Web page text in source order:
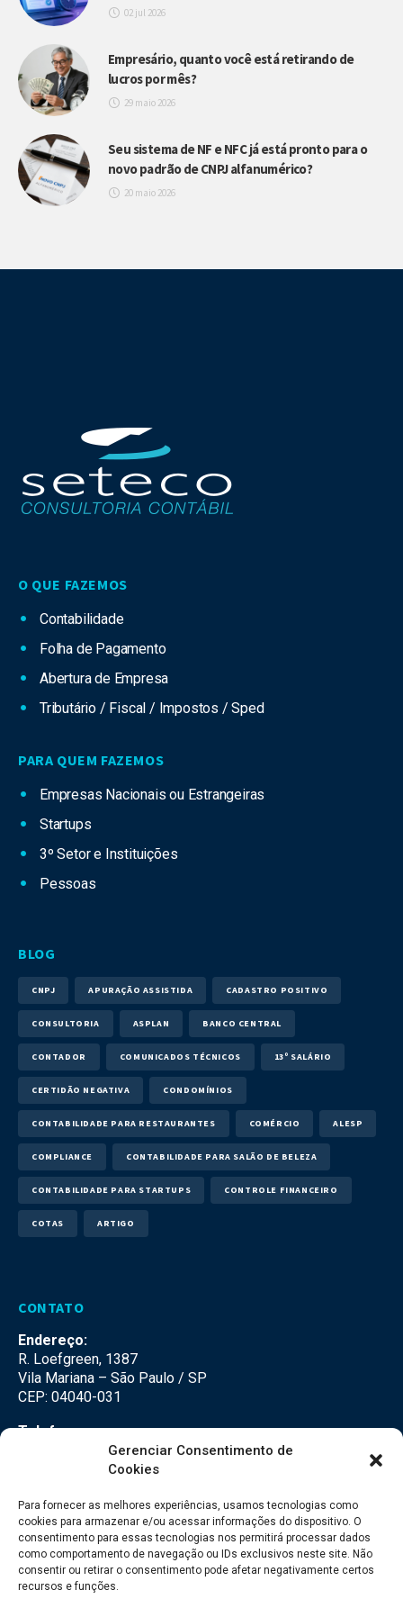
Gerenciar Consentimento de
Cookies
Para fornecer as melhores experiências, usamos tecnologias como
cookies para armazenar e/ou acessar informações do dispositivo. O
consentimento para essas tecnologias nos permitirá processar dados
como comportamento de navegação ou IDs exclusivos neste site. Não
consentir ou retirar o consentimento pode afetar negativamente certos
recursos e funções.
02 jul 2026
Empresário, quanto você está retirando de
lucros por mês?
29 maio 2026
Seu sistema de NF e NFC já está pronto para o
novo padrão de CNPJ alfanumérico?
20 maio 2026
O QUE FAZEMOS
Contabilidade
Folha de Pagamento
Abertura de Empresa
Tributário / Fiscal / Impostos / Sped
PARA QUEM FAZEMOS
Empresas Nacionais ou Estrangeiras
Startups
3º Setor e Instituições
Pessoas
BLOG
CNPJ APURAÇÃO ASSISTIDA CADASTRO POSITIVO
CONSULTORIA ASPLAN BANCO CENTRAL
CONTADOR COMUNICADOS TÉCNICOS 13º SALÁRIO
CERTIDÃO NEGATIVA CONDOMÍNIOS
CONTABILIDADE PARA RESTAURANTES COMÉRCIO ALESP
COMPLIANCE CONTABILIDADE PARA SALÃO DE BELEZA
CONTABILIDADE PARA STARTUPS CONTROLE FINANCEIRO
COTAS ARTIGO
CONTATO
Endereço:
R. Loefgreen, 1387
Vila Mariana – São Paulo / SP
CEP: 04040-031
Telefone:
(11) 3500-3500
falecom@seteco.com.br
Redes Sociais